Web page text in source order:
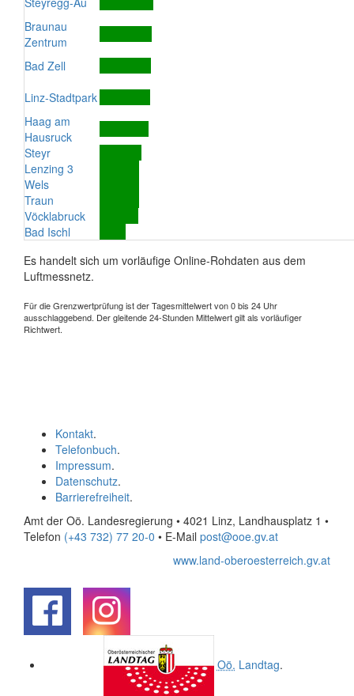
Braunau
Zentrum
Bad Zell
Linz-Stadtpark
Haag am
Hausruck
Steyr
Lenzing 3
Wels
Traun
Vöcklabruck
Bad Ischl
Es handelt sich um vorläufige Online-Rohdaten aus dem
Luftmessnetz.
Für die Grenzwertprüfung ist der Tagesmittelwert von 0 bis 24 Uhr
ausschlaggebend. Der gleitende 24-Stunden Mittelwert gilt als vorläufiger
Richtwert.
Kontakt.
Telefonbuch.
Impressum.
Datenschutz.
Barrierefreiheit.
Amt der Oö. Landesregierung • 4021 Linz, Landhausplatz 1 •
Telefon (+43 732) 77 20-0 • E-Mail post@ooe.gv.at
www.land-oberoesterreich.gv.at
Oö. Landtag.